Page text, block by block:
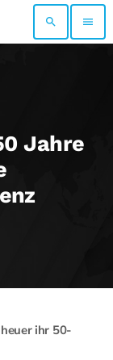
search menu
Jahre
ihr 50-